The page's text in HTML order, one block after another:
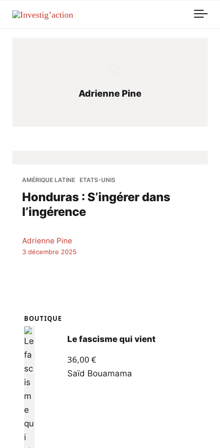
Adrienne Pine
AMÉRIQUE LATINE ETATS-UNIS
Honduras : S’ingérer dans
l’ingérence
Adrienne Pine
3 décembre 2025
BOUTIQUE
Le fascisme qui vient
36,00 €
Saïd Bouamama